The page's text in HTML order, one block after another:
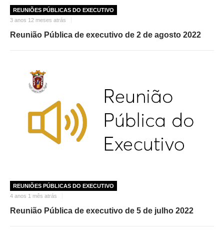
REUNIÕES PÚBLICAS DO EXECUTIVO
3 anos 12 meses atrás
Reunião Pública de executivo de 2 de agosto 2022
REUNIÕES PÚBLICAS DO EXECUTIVO
4 anos 1 mês atrás
Reunião Pública de executivo de 5 de julho 2022